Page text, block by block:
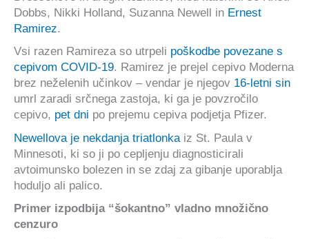
Dobbs, Nikki Holland, Suzanna Newell in Ernest
Ramirez.
Vsi razen Ramireza so utrpeli poškodbe povezane s
cepivom COVID-19. Ramirez je prejel cepivo Moderna
brez neželenih učinkov – vendar je njegov 16-letni sin
umrl zaradi srčnega zastoja, ki ga je povzročilo
cepivo, pet dni po prejemu cepiva podjetja Pfizer.
Newellova je nekdanja triatlonka iz St. Paula v
Minnesoti, ki so ji po cepljenju diagnosticirali
avtoimunsko bolezen in se zdaj za gibanje uporablja
hoduljo ali palico.
Primer izpodbija “šokantno” vladno množično
cenzuro